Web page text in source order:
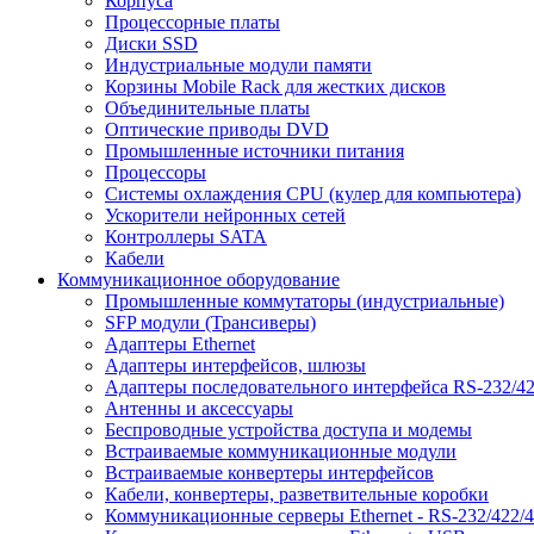
Процессорные платы
Диски SSD
Индустриальные модули памяти
Корзины Mobile Rack для жестких дисков
Объединительные платы
Оптические приводы DVD
Промышленные источники питания
Процессоры
Системы охлаждения CPU (кулер для компьютера)
Ускорители нейронных сетей
Контроллеры SATA
Кабели
Коммуникационное оборудование
Промышленные коммутаторы (индустриальные)
SFP модули (Трансиверы)
Адаптеры Ethernet
Адаптеры интерфейсов, шлюзы
Адаптеры последовательного интерфейса RS-232/
Антенны и аксессуары
Беспроводные устройства доступа и модемы
Встраиваемые коммуникационные модули
Встраиваемые конвертеры интерфейсов
Кабели, конвертеры, разветвительные коробки
Коммуникационные серверы Ethernet - RS-232/422/